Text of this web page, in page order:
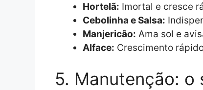
Hortelã: Imortal e cresce
Cebolinha e Salsa:
Manjericão: Ama sol e
Alface: Crescimento
5. Manutenção: o